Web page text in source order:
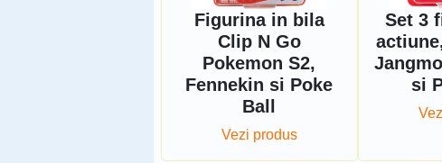
Figurina in bila
Clip N Go
Pokemon S2,
Fennekin si Poke
Ball
Vezi produs
Set 3
si